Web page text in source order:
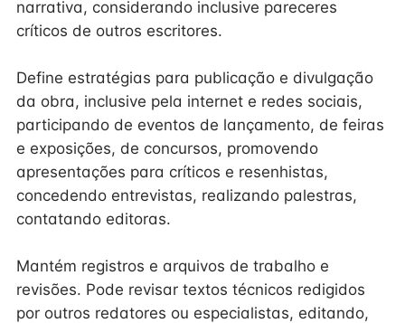
narrativa, considerando inclusive pareceres
críticos de outros escritores.
Define estratégias para publicação e divulgação
da obra, inclusive pela internet e redes sociais,
participando de eventos de lançamento, de feiras
e exposições, de concursos, promovendo
apresentações para críticos e resenhistas,
concedendo entrevistas, realizando palestras,
contatando editoras.
Mantém registros e arquivos de trabalho e
revisões. Pode revisar textos técnicos redigidos
por outros redatores ou especialistas, editando,